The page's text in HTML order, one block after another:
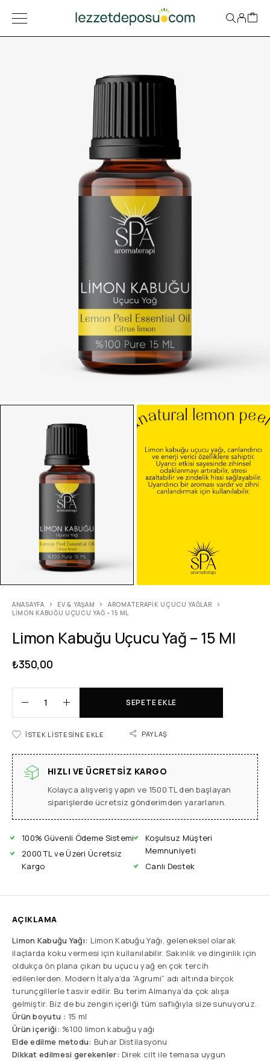
ANASAYFA EV & YAŞAM
AROMATERAPIK UÇUCU YAĞLAR
LIMON KABUĞU UÇUCU YAĞ – 15 ML
Limon Kabuğu Uçucu Yağ – 15 Ml
₺350,00
SEPETE EKLE
İSTEK LISTESINE EKLE PAYLAŞ
HIZLI VE ÜCRETSIZ KARGO
Kolayca alışveriş yapın ve 1500 TL den başlayan
siparişlerde ücretsiz gönderimden yararlanın.
100% Güvenli Ödeme Sistemi
2000 TL ve Üzeri Ücretsiz
Kargo
Koşulsuz Müşteri
Memnuniyeti
Canlı Destek
AÇIKLAMA
Limon Kabuğu Yağı: Limon Kabuğu Yağı, geleneksel olarak
ilaçlarda koku vermesi için kullanılabilir. Sakinlik ve dinginlik için
oldukça ön plana çıkan bu uçucu yağ en çok tercih
edilenlerden. Modern İtalya’da ”Agrumi” adı altında birçok
turunçgillerle tasvir edilir. Bu terim Almanya’da çok alışa
gelmiştir. Biz de bu zengin içeriği tüm saflığıyla size sunuyoruz.
Ürün boyutu : 15 ml
Ürün içeriği: %100 limon kabuğu yağı
Elde edilme metodu: Buhar Distilasyonu
Dikkat edilmesi gerekenler: Direk cilt ile temasa uygun